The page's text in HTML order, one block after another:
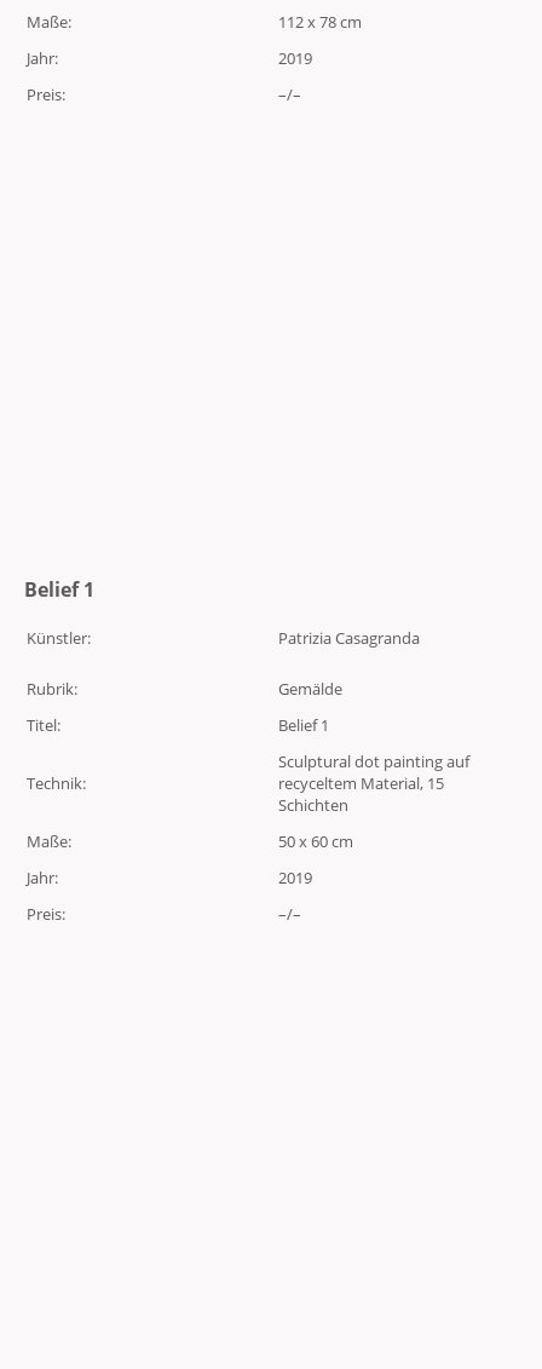
Maße:
112 x 78 cm
Jahr:
2019
Preis:
–/–
Belief 1
Künstler: Patrizia Casagranda
Rubrik:
Gemälde
Titel:
Belief 1
Technik:
Sculptural dot painting auf
recyceltem Material, 15
Schichten
Maße:
50 x 60 cm
Jahr:
2019
Preis:
–/–